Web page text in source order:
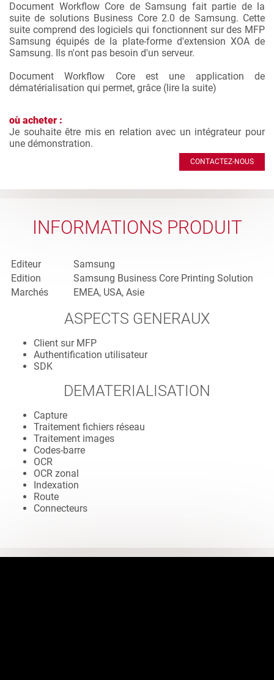
Document Workflow Core de Samsung fait partie de la
suite de solutions Business Core 2.0 de Samsung. Cette
suite comprend des logiciels qui fonctionnent sur des MFP
Samsung équipés de la plate-forme d'extension XOA de
Samsung. Ils n'ont pas besoin d'un serveur.
Document Workflow Core est une application de
dématérialisation qui permet, grâce (lire la suite)
où acheter :
Je souhaite être mis en relation avec un intégrateur pour
une démonstration.
CONTACTEZ-NOUS
INFORMATIONS PRODUIT
Editeur
Samsung
Edition
Samsung Business Core Printing Solution
Marchés
EMEA, USA, Asie
ASPECTS GENERAUX
Client sur MFP
Authentification utilisateur
SDK
DEMATERIALISATION
Capture
Traitement fichiers réseau
Traitement images
Codes-barre
OCR
OCR zonal
Indexation
Route
Connecteurs